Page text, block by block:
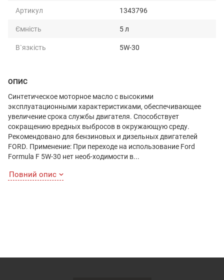
Артикул
1343796
Ємність
5 л
В`язкість
5W-30
ОПИС
Синтетическое моторное масло с высокими
эксплуатационными характеристиками, обеспечивающее
увеличение срока службы двигателя. Способствует
сокращению вредных выбросов в окружающую среду.
Рекомендовано для бензиновых и дизельных двигателей
FORD. Применение: При переходе на использование Ford
Formula F 5W-30 нет необ-ходимости в...
Повний опис